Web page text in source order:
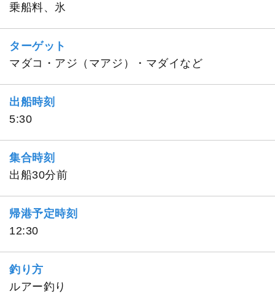
乗船料、氷
ターゲット
マダコ・アジ（マアジ）・マダイなど
出船時刻
5:30
集合時刻
出船30分前
帰港予定時刻
12:30
釣り方
ルアー釣り